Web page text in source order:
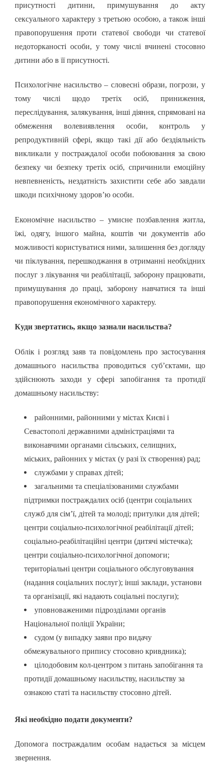
присутності дитини, примушування до акту
сексуального характеру з третьою особою, а також інші
правопорушення проти статевої свободи чи статевої
недоторканості особи, у тому числі вчинені стосовно
дитини або в її присутності.
Психологічне насильство – словесні образи, погрози, у
тому числі щодо третіх осіб, приниження,
переслідування, залякування, інші діяння, спрямовані на
обмеження волевиявлення особи, контроль у
репродуктивній сфері, якщо такі дії або бездіяльність
викликали у постраждалої особи побоювання за свою
безпеку чи безпеку третіх осіб, спричинили емоційну
невпевненість, нездатність захистити себе або завдали
шкоди психічному здоров’ю особи.
Економічне насильство – умисне позбавлення житла,
їжі, одягу, іншого майна, коштів чи документів або
можливості користуватися ними, залишення без догляду
чи піклування, перешкоджання в отриманні необхідних
послуг з лікування чи реабілітації, заборону працювати,
примушування до праці, заборону навчатися та інші
правопорушення економічного характеру.
Куди звертатись, якщо зазнали насильства?
Облік і розгляд заявта повідомлень про застосування
домашнього насильства проводиться суб’єктами, що
здійснюють заходи у сфері запобігання та протидії
домашньому насильству:
районними, районними у містах Києві і
Севастополі державними адміністраціями та
виконавчими органами сільських, селищних,
міських, районних у містах (у разі їх створення) рад;
службами у справах дітей;
загальними та спеціалізованими службами
підтримки постраждалих осіб (центри соціальних
служб для сім’ї, дітей та молоді; притулки для дітей;
центри соціально-психологічної реабілітації дітей;
соціально-реабілітаційні центри (дитячі містечка);
центри соціально-психологічної допомоги;
територіальні центри соціального обслуговування
(надання соціальних послуг); інші заклади, установи
та організації, які надають соціальні послуги);
уповноваженими підрозділами органів
Національної поліції України;
судом (у випадку заяви про видачу
обмежувального припису стосовно кривдника);
цілодобовим кол-центром з питань запобігання та
протидії домашньому насильству, насильству за
ознакою статі та насильству стосовно дітей.
Які необхідно подати документи?
Допомога постраждалим особам надається за місцем
звернення.